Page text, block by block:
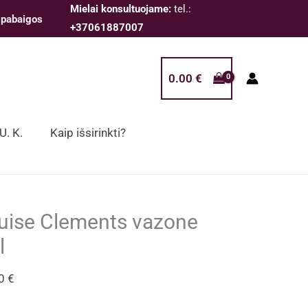
Mielai konsultuojame: tel.:
+37061887007
0.00 €
K. Kaip išsirinkti?
Clements vazone
€